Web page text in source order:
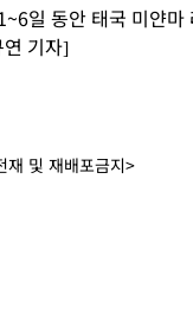
일 동안 태국 미얀
기자]
재 및 재배포금지>